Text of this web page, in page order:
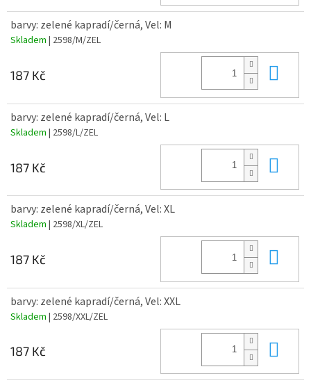
barvy: zelené kapradí/černá, Vel: M
Skladem | 2598/M/ZEL
187 Kč
barvy: zelené kapradí/černá, Vel: L
Skladem | 2598/L/ZEL
187 Kč
barvy: zelené kapradí/černá, Vel: XL
Skladem | 2598/XL/ZEL
187 Kč
barvy: zelené kapradí/černá, Vel: XXL
Skladem | 2598/XXL/ZEL
187 Kč